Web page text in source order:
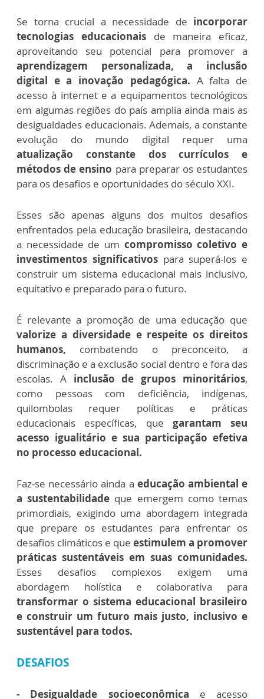
Se torna crucial a necessidade de incorporar
tecnologias educacionaisde maneira eficaz,
aproveitando seu potencial para promover a
aprendizagem personalizada, a inclusão
digital e a inovação pedagógica. A falta de
acesso à internet e a equipamentos tecnológicos
em algumas regiões do país amplia ainda mais as
desigualdades educacionais. Ademais, a constante
evolução do mundo digital requer uma
atualização constante dos currículos e
métodos de ensino para preparar os estudantes
para os desafios e oportunidades do século XXI.
Esses são apenas alguns dos muitos desafios
enfrentados pela educação brasileira, destacando
a necessidade de um compromisso coletivo e
investimentos significativospara superá-los e
construir um sistema educacional mais inclusivo,
equitativo e preparado para o futuro.
É relevante a promoção de uma educação que
valorize a diversidade e respeite os direitos
humanos, combatendo o preconceito, a
discriminação e a exclusão social dentro e fora das
escolas. Ainclusão de grupos minoritários,
como pessoas com deficiência, indígenas,
quilombolas requer políticas e práticas
educacionais específicas, que garantam seu
acesso igualitário e sua participação efetiva
no processo educacional.
Faz-se necessário ainda a educação ambiental e
a sustentabilidade que emergem como temas
primordiais, exigindo uma abordagem integrada
que prepare os estudantes para enfrentar os
desafios climáticos e que estimulem a promover
práticas sustentáveis em suas comunidades.
Esses desafios complexos exigem uma
abordagem holística e colaborativa para
transformar o sistema educacional brasileiro
e construir um futuro mais justo, inclusivo e
sustentável para todos.
DESAFIOS
- Desigualdade socioeconômica e acesso